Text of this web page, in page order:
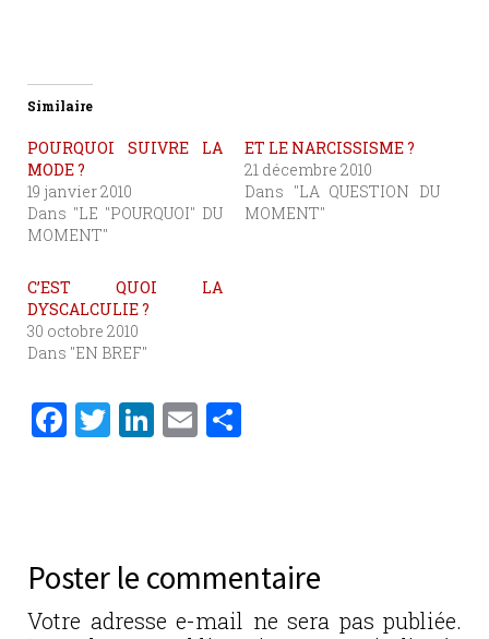
Similaire
POURQUOI SUIVRE LA
MODE ?
19 janvier 2010
Dans "LE "POURQUOI" DU
MOMENT"
ET LE NARCISSISME ?
21 décembre 2010
Dans "LA QUESTION DU
MOMENT"
C’EST QUOI LA
DYSCALCULIE ?
30 octobre 2010
Dans "EN BREF"
F
b
o
o
T
r
Li
n
E
er
Poster le commentaire
Votre adresse e-mail ne sera pas publiée.